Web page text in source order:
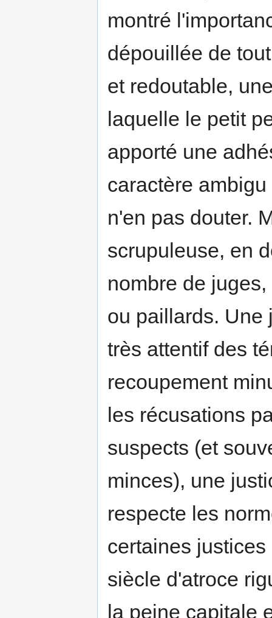
montré
dépouillée de
et redoutable,
laquelle le petit
apporté une
caractère
n'en pas douter.
scrupuleuse, en
nombre de
ou paillards. Une
très attentif des
recoupement
les récusations
suspects (et
minces), une
respecte les
certaines
siècle d'atroce
la peine capitale